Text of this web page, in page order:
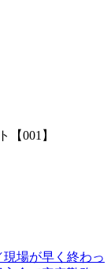
001】
場が早く終わっ